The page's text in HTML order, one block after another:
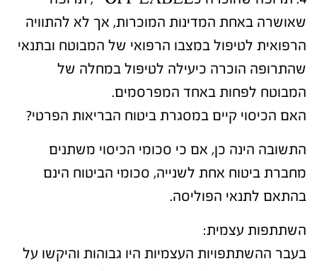
שאושרה באחת המדינות המוכרות, אך לא להתוויה
הרפואית לטיפול במצבו הרפואי של המבוטח ובתנאי
שהתרופה הוכרה כיעילה לטיפול במחלה של
המבוטח לפחות באחד המפרסמים.
האם הכיסוי קיים במסגרת ביטוח הבריאות הפרטי?
התשובה הינה כן, אם כי סכומי הכיסוי משתנים
מחברת ביטוח אחת לשנייה, סכומי הביטוח הינם
בהתאם לתנאי הפוליסה.
השתתפות עצמית:
בעבר ההשתתפויות העצמיות היו גבוהות והיקשו על